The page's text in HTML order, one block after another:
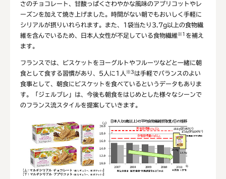
さのチョコレート、甘酸っぱくさわやかな風味のアプリコットやレ
ーズンを加えて焼き上げました。時間がない朝でもおいしく手軽に
シリアルが摂りいれられます。また、1袋当たり3.7g以上の食物繊
維を含んでいるため、日本人女性が不足している食物繊維※1 を補え
ます。
フランスでは、ビスケットをヨーグルトやフルーツなどと一緒に朝
食として食する習慣があり、5人に1人 ※3 は手軽でバランスのよい
食事として、朝食にビスケットを食べているというデータもありま
す。「ジェルブレ」は、今後も朝食をはじめとした様々なシーンで
のフランス流スタイルを提案していきます。